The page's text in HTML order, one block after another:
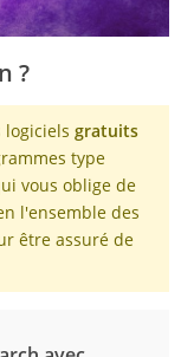
?
logiciels gratuits
type
vous oblige de
l'ensemble des
être assuré de